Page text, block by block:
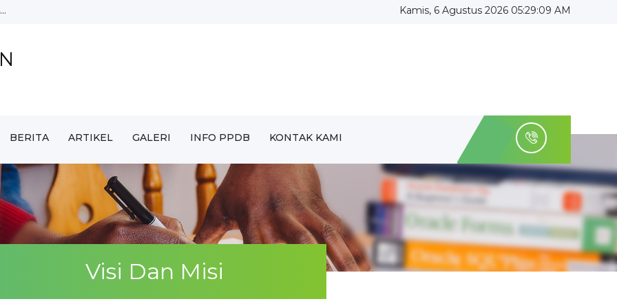
Kamis, 6 Agustus 2026 05:29:10 AM
BERITA ARTIKEL GALERI INFO PPDB KONTAK KAMI
Visi Dan Misi